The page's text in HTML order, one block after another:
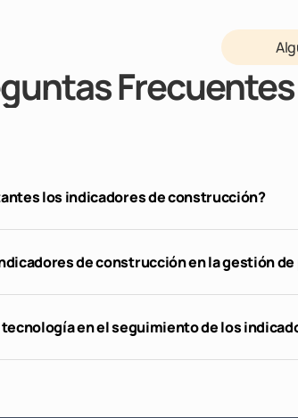
los indicadores de construcción?
de construcción en la gestión
en el seguimiento de los